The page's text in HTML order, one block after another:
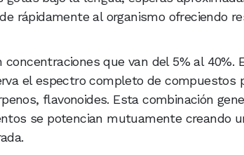
rápidamente al organismo ofreciendo
que van del 5% al 40%.
el espectro completo de compuestos
flavonoides. Esta combinación
se potencian mutuamente creando